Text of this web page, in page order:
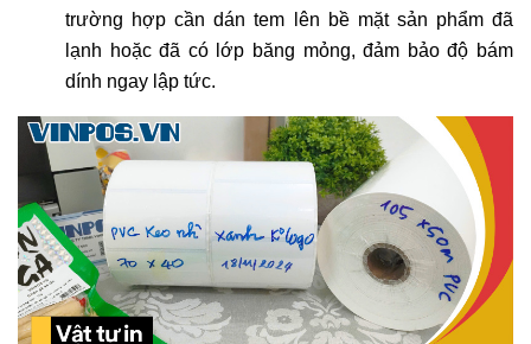
trường hợp cần dán tem lên bề mặt sản phẩm đã
lạnh hoặc đã có lớp băng mỏng, đảm bảo độ bám
dính ngay lập tức.